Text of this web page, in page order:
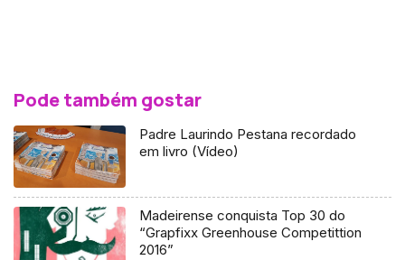
Pode também gostar
Padre Laurindo Pestana recordado
em livro (Vídeo)
Madeirense conquista Top 30 do
“Grapfixx Greenhouse Competittion
2016”